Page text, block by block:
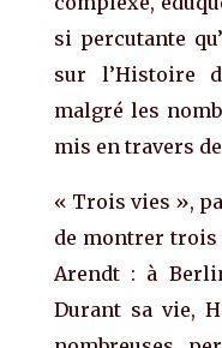
si percutante
sur l’Histoire
malgré les
mis en travers
« Trois vies »,
de montrer trois
Arendt : à
Durant sa vie,